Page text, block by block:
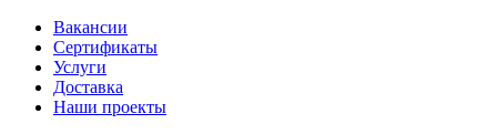
Вакансии
Сертификаты
Услуги
Доставка
Наши проекты